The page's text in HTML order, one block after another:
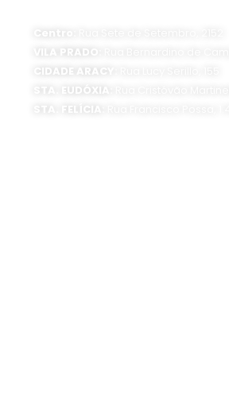
VILA PRADO:
CIDADE ARACY:
STA. EUDÓXIA:
STA. FELÍCIA: